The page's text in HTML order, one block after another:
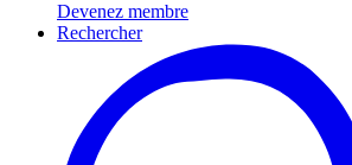
Devenez membre
Rechercher